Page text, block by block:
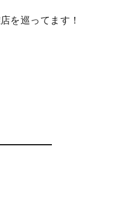
を巡ってます！